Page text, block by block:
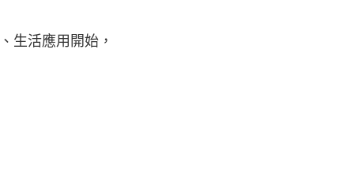
生活應用開始，